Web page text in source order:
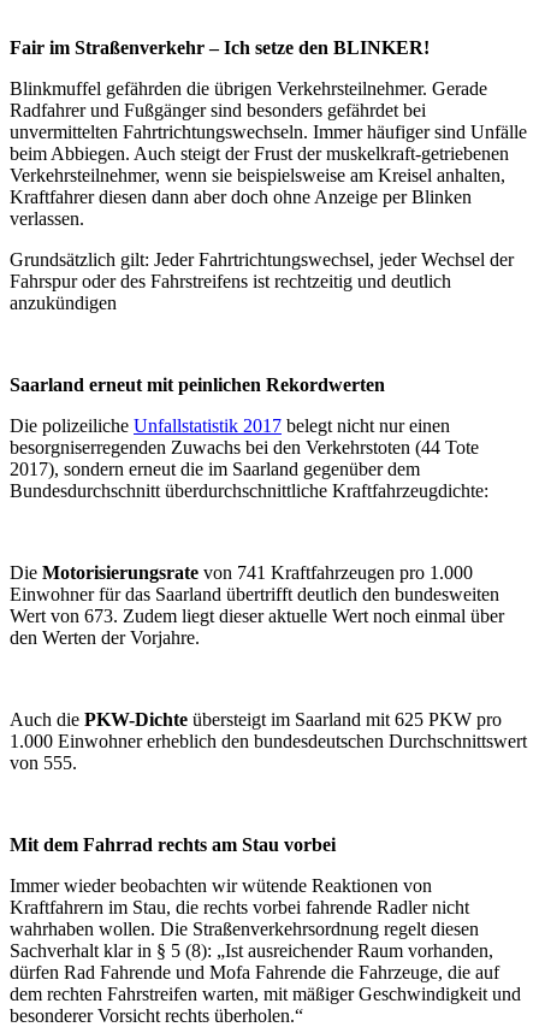
Fair im Straßenverkehr – Ich setze den BLINKER!
Blinkmuffel gefährden die übrigen Verkehrsteilnehmer. Gerade
Radfahrer und Fußgänger sind besonders gefährdet bei
unvermittelten Fahrtrichtungswechseln. Immer häufiger sind Unfälle
beim Abbiegen. Auch steigt der Frust der muskelkraft-getriebenen
Verkehrsteilnehmer, wenn sie beispielsweise am Kreisel anhalten,
Kraftfahrer diesen dann aber doch ohne Anzeige per Blinken
verlassen.
Grundsätzlich gilt: Jeder Fahrtrichtungswechsel, jeder Wechsel der
Fahrspur oder des Fahrstreifens ist rechtzeitig und deutlich
anzukündigen
Saarland erneut mit peinlichen Rekordwerten
Die polizeiliche Unfallstatistik 2017 belegt nicht nur einen
besorgniserregenden Zuwachs bei den Verkehrstoten (44 Tote
2017), sondern erneut die im Saarland gegenüber dem
Bundesdurchschnitt überdurchschnittliche Kraftfahrzeugdichte:
Die Motorisierungsrate von 741 Kraftfahrzeugen pro 1.000
Einwohner für das Saarland übertrifft deutlich den bundesweiten
Wert von 673. Zudem liegt dieser aktuelle Wert noch einmal über
den Werten der Vorjahre.
Auch die PKW-Dichte übersteigt im Saarland mit 625 PKW pro
1.000 Einwohner erheblich den bundesdeutschen Durchschnittswert
von 555.
Mit dem Fahrrad rechts am Stau vorbei
Immer wieder beobachten wir wütende Reaktionen von
Kraftfahrern im Stau, die rechts vorbei fahrende Radler nicht
wahrhaben wollen. Die Straßenverkehrsordnung regelt diesen
Sachverhalt klar in § 5 (8): „Ist ausreichender Raum vorhanden,
dürfen Rad Fahrende und Mofa Fahrende die Fahrzeuge, die auf
dem rechten Fahrstreifen warten, mit mäßiger Geschwindigkeit und
besonderer Vorsicht rechts überholen.“